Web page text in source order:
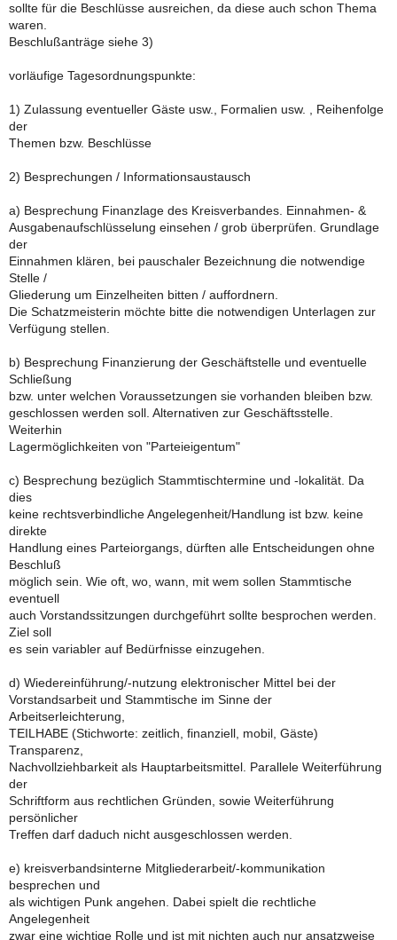
sollte für die Beschlüsse ausreichen, da diese auch schon Thema
waren.
Beschlußanträge siehe 3)
vorläufige Tagesordnungspunkte:
1) Zulassung eventueller Gäste usw., Formalien usw. , Reihenfolge
der
Themen bzw. Beschlüsse
2) Besprechungen / Informationsaustausch
a) Besprechung Finanzlage des Kreisverbandes. Einnahmen- &
Ausgabenaufschlüsselung einsehen / grob überprüfen. Grundlage
der
Einnahmen klären, bei pauschaler Bezeichnung die notwendige
Stelle /
Gliederung um Einzelheiten bitten / auffordnern.
Die Schatzmeisterin möchte bitte die notwendigen Unterlagen zur
Verfügung stellen.
b) Besprechung Finanzierung der Geschäftstelle und eventuelle
Schließung
bzw. unter welchen Voraussetzungen sie vorhanden bleiben bzw.
geschlossen werden soll. Alternativen zur Geschäftsstelle.
Weiterhin
Lagermöglichkeiten von "Parteieigentum"
c) Besprechung bezüglich Stammtischtermine und -lokalität. Da
dies
keine rechtsverbindliche Angelegenheit/Handlung ist bzw. keine
direkte
Handlung eines Parteiorgangs, dürften alle Entscheidungen ohne
Beschluß
möglich sein. Wie oft, wo, wann, mit wem sollen Stammtische
eventuell
auch Vorstandssitzungen durchgeführt sollte besprochen werden.
Ziel soll
es sein variabler auf Bedürfnisse einzugehen.
d) Wiedereinführung/-nutzung elektronischer Mittel bei der
Vorstandsarbeit und Stammtische im Sinne der
Arbeitserleichterung,
TEILHABE (Stichworte: zeitlich, finanziell, mobil, Gäste)
Transparenz,
Nachvollziehbarkeit als Hauptarbeitsmittel. Parallele Weiterführung
der
Schriftform aus rechtlichen Gründen, sowie Weiterführung
persönlicher
Treffen darf daduch nicht ausgeschlossen werden.
e) kreisverbandsinterne Mitgliederarbeit/-kommunikation
besprechen und
als wichtigen Punk angehen. Dabei spielt die rechtliche
Angelegenheit
zwar eine wichtige Rolle und ist mit nichten auch nur ansatzweise